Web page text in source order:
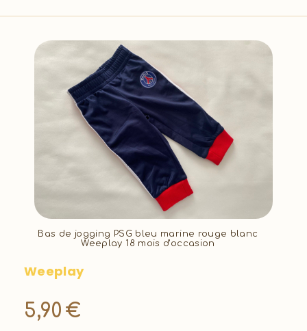
Bas de jogging PSG bleu marine rouge blanc
Weeplay 18 mois d'occasion
Weeplay
5,90 €